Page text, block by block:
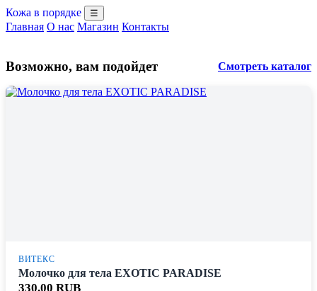
Кожа в порядке ☰
Главная О нас Магазин Контакты
Возможно, вам подойдет Смотреть каталог
ВИТЕКС
Молочко для тела EXOTIC PARADISE
330.00 RUB